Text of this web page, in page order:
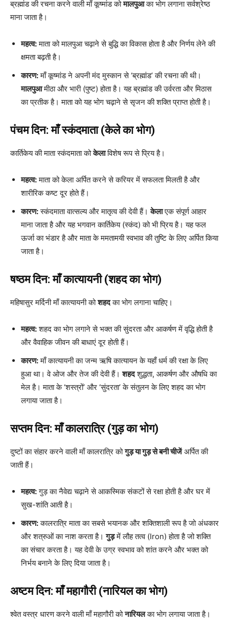
ब्रह्मांड की रचना करने वाली माँ कूष्मांड कोमालपुआका भोग लगाना सर्वश्रेष्ठ
माना जाता है।
महत्व:माता को मालपुआ चढ़ाने से बुद्धि का विकास होता है और निर्णय लेने की
क्षमता बढ़ती है।
कारण:माँ कूष्मांड ने अपनी मंद मुस्कान से ‘ब्रह्मांड’ की रचना की थी।
मालपुआमीठा और भारी (पुष्ट) होता है। यह ब्रह्मांड की उर्वरता और मिठास
का प्रतीक है। माता को यह भोग चढ़ाने से सृजन की शक्ति प्राप्त होती है।
पंचम दिन: माँ स्कंदमाता (केले का भोग)
कार्तिकेय की माता स्कंदमाता कोकेलाविशेष रूप से प्रिय है।
महत्व:माता को केला अर्पित करने से करियर में सफलता मिलती है और
शारीरिक कष्ट दूर होते हैं।
कारण:स्कंदमाता वात्सल्य और मातृत्व की देवी हैं।केलाएक संपूर्ण आहार
माना जाता है और यह भगवान कार्तिकेय (स्कंद) को भी प्रिय है। यह फल
ऊर्जा का भंडार है और माता के ममतामयी स्वभाव की तुष्टि के लिए अर्पित किया
जाता है।
षष्ठम दिन: माँ कात्यायनी (शहद का भोग)
महिषासुर मर्दिनी माँ कात्यायनी कोशहदका भोग लगाना चाहिए।
महत्व:शहद का भोग लगाने से भक्त की सुंदरता और आकर्षण में वृद्धि होती है
और वैवाहिक जीवन की बाधाएं दूर होती हैं।
कारण:माँ कात्यायनी का जन्म ऋषि कात्यायन के यहाँ धर्म की रक्षा के लिए
हुआ था। वे ओज और तेज की देवी हैं।शहदशुद्धता, आकर्षण और औषधि का
मेल है। माता के ‘शस्त्रों’ और ‘सुंदरता’ के संतुलन के लिए शहद का भोग
लगाया जाता है।
सप्तम दिन: माँ कालरात्रि (गुड़ का भोग)
दुष्टों का संहार करने वाली माँ कालरात्रि कोगुड़ या गुड़ से बनी चीजेंअर्पित की
जाती हैं।
महत्व:गुड़ का नैवेद्य चढ़ाने से आकस्मिक संकटों से रक्षा होती है और घर में
सुख-शांति आती है।
कारण:कालरात्रि माता का सबसे भयानक और शक्तिशाली रूप है जो अंधकार
और शत्रुओं का नाश करता है।गुड़में लौह तत्व (Iron) होता है जो शक्ति
का संचार करता है। यह देवी के उग्र स्वभाव को शांत करने और भक्त को
निर्भय बनाने के लिए दिया जाता है।
अष्टम दिन: माँ महागौरी (नारियल का भोग)
श्वेत वस्त्र धारण करने वाली माँ महागौरी कोनारियलका भोग लगाया जाता है।